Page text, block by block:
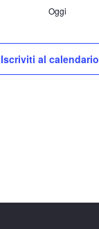
Oggi
Iscriviti al calendario